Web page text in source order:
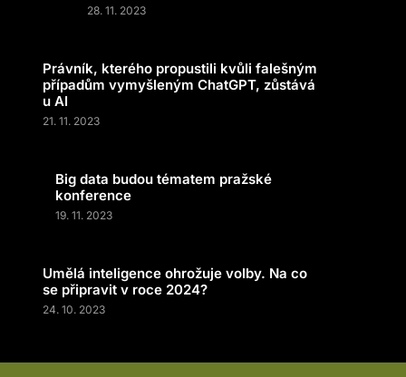
28. 11. 2023
Právník, kterého propustili kvůli falešným
případům vymyšleným ChatGPT, zůstává
u AI
21. 11. 2023
Big data budou tématem pražské
konference
19. 11. 2023
Umělá inteligence ohrožuje volby. Na co
se připravit v roce 2024?
24. 10. 2023